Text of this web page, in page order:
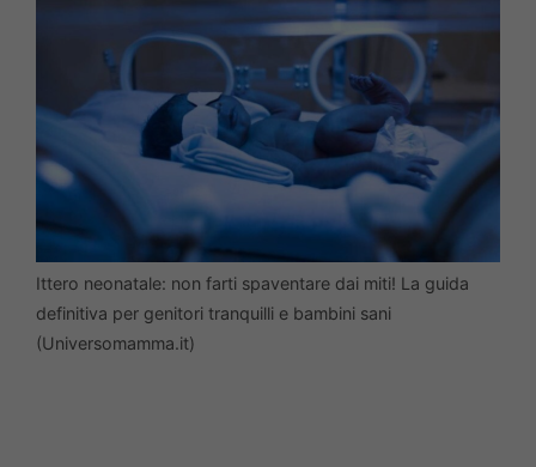
Ittero neonatale: non farti spaventare dai miti! La guida
definitiva per genitori tranquilli e bambini sani
(Universomamma.it)